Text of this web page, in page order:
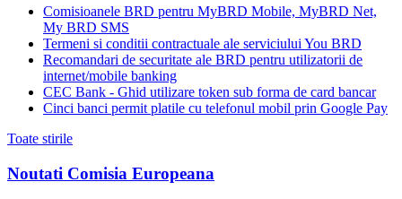
Comisioanele BRD pentru MyBRD Mobile, MyBRD Net,
My BRD SMS
Termeni si conditii contractuale ale serviciului You BRD
Recomandari de securitate ale BRD pentru utilizatorii de
internet/mobile banking
CEC Bank - Ghid utilizare token sub forma de card bancar
Cinci banci permit platile cu telefonul mobil prin Google Pay
Toate stirile
Noutati Comisia Europeana